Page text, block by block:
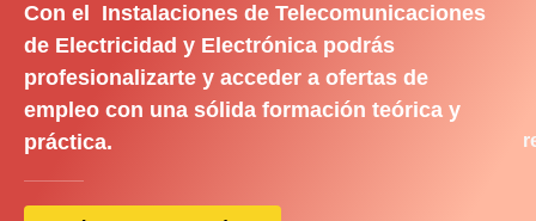
Con el Instalaciones de Telecomunicaciones
de Electricidad y Electrónica podrás
profesionalizarte y acceder a ofertas de
empleo con una sólida formación teórica y
práctica.